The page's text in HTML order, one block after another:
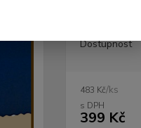
Dostupnost
483 Kč/ks
399 Kč